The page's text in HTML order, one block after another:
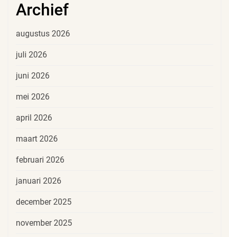
Archief
augustus 2026
juli 2026
juni 2026
mei 2026
april 2026
maart 2026
februari 2026
januari 2026
december 2025
november 2025